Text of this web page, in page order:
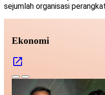
sejumlah organisasi
Ekonomi